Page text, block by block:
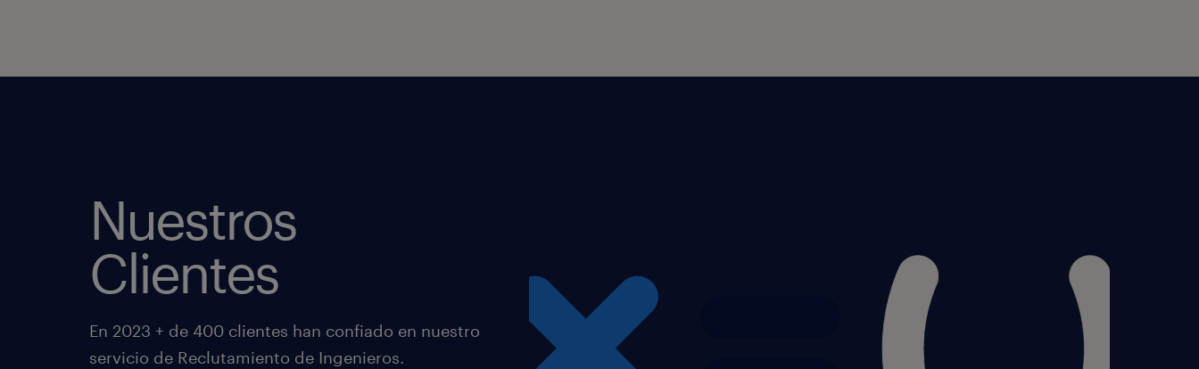
Nuestros
Clientes
En 2023 + de 400 clientes han confiado en nuestro
servicio de Reclutamiento de Ingenieros.